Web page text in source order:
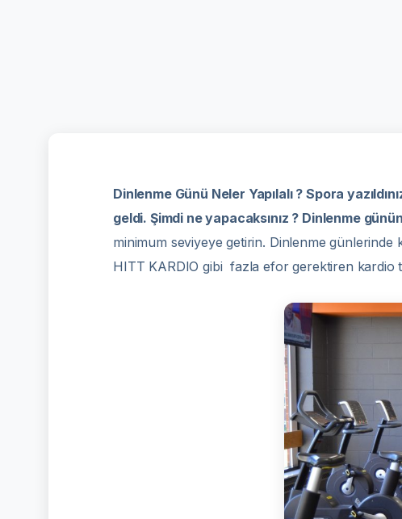
Dinlenme Günü Neler Yapılalı ?Spora
geldi. Şimdi ne yapacaksınız ? Dinlenme
minimum seviyeye getirin. Dinlenme günlerinde
HITT KARDIO gibi fazla efor gerektiren kardio